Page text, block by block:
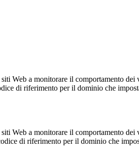
Web a monitorare il comportamento dei
di riferimento per il dominio che
Web a monitorare il comportamento dei
di riferimento per il dominio che